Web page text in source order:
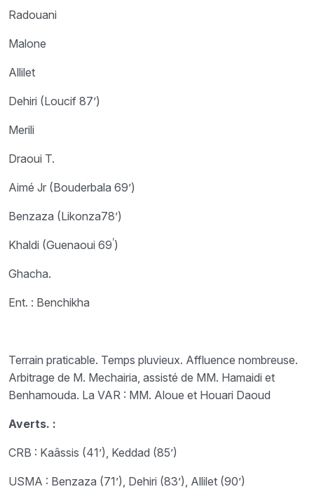
Radouani
Malone
Allilet
Dehiri (Loucif 87’)
Merili
Draoui T.
Aimé Jr (Bouderbala 69’)
Benzaza (Likonza78’)
Khaldi (Guenaoui 69’)
Ghacha.
Ent. : Benchikha
Terrain praticable. Temps pluvieux. Affluence nombreuse.
Arbitrage de M. Mechairia, assisté de MM. Hamaidi et
Benhamouda. La VAR : MM. Aloue et Houari Daoud
Averts. :
CRB : Kaâssis (41’), Keddad (85’)
USMA : Benzaza (71’), Dehiri (83’), Allilet (90’)